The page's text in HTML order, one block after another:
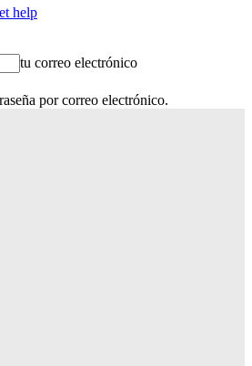
help
tu correo electrónico
por correo electrónico.